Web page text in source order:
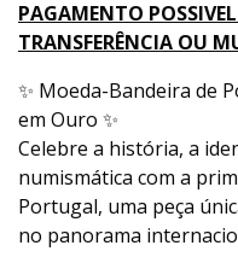
PAGAMENTO
TRANSFERÊNCIA OU
✨ Moeda-Bandeira de
em Ouro ✨
Celebre a história, a
numismática com a
Portugal, uma peça
no panorama